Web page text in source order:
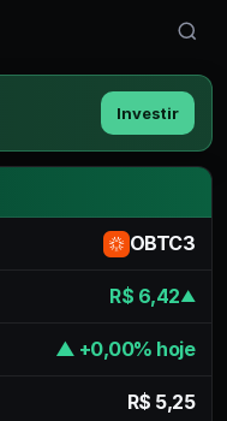
Investir
OBTC3
R$ 6,42▲
▲ +0,00% hoje
R$ 5,25